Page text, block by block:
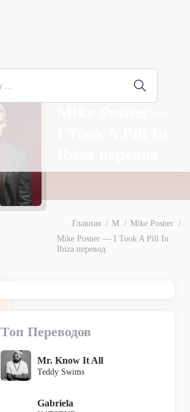
Главная M
Mike Posner
Mike Posner — I Took A Pill In
Ibiza перевод
Топ Переводов
Mr. Know It All
Teddy Swims
Gabriela